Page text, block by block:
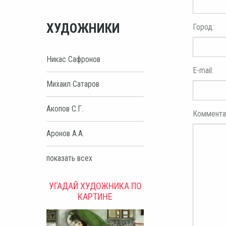
ХУДОЖНИКИ
Никас Сафронов
Михаил Сатаров
Акопов С.Г.
Аронов А.А.
показать всех
УГАДАЙ ХУДОЖНИКА ПО
КАРТИНЕ
Город:
E-mail: